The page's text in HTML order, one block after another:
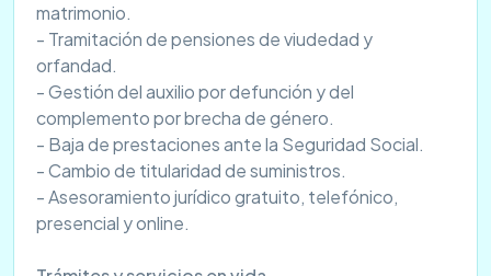
matrimonio.
- Tramitación de pensiones de viudedad y
orfandad.
- Gestión del auxilio por defunción y del
complemento por brecha de género.
- Baja de prestaciones ante la Seguridad Social.
- Cambio de titularidad de suministros.
- Asesoramiento jurídico gratuito, telefónico,
presencial y online.